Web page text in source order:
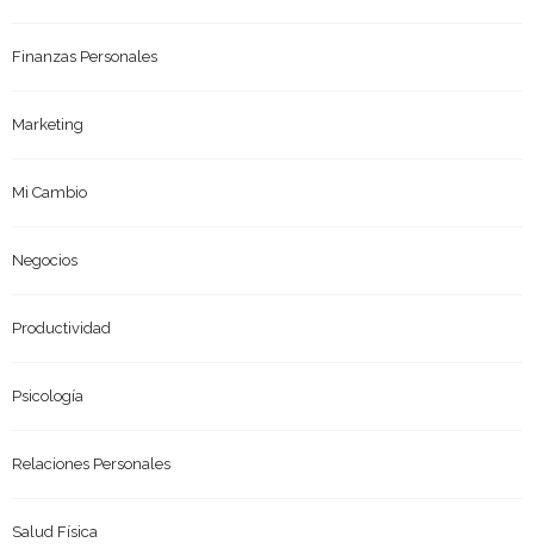
Finanzas Personales
Marketing
Mi Cambio
Negocios
Productividad
Psicología
Relaciones Personales
Salud Física